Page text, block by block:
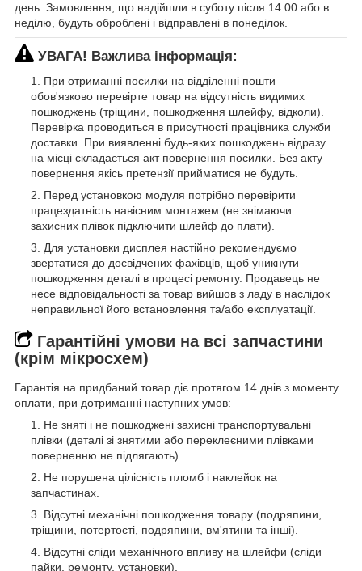
день. Замовлення, що надійшли в суботу після 14:00 або в
неділю, будуть оброблені і відправлені в понеділок.
УВАГА! Важлива інформація:
При отриманні посилки на відділенні пошти
обов'язково перевірте товар на відсутність видимих
пошкоджень (тріщини, пошкодження шлейфу, відколи).
Перевірка проводиться в присутності працівника служби
доставки. При виявленні будь-яких пошкоджень відразу
на місці складається акт повернення посилки. Без акту
повернення якісь претензії прийматися не будуть.
Перед установкою модуля потрібно перевірити
працездатність навісним монтажем (не знімаючи
захисних плівок підключити шлейф до плати).
Для установки дисплея настійно рекомендуємо
звертатися до досвідчених фахівців, щоб уникнути
пошкодження деталі в процесі ремонту. Продавець не
несе відповідальності за товар вийшов з ладу в наслідок
неправильної його встановлення та/або експлуатації.
Гарантійні умови на всі запчастини
(крім мікросхем)
Гарантія на придбаний товар діє протягом 14 днів з моменту
оплати, при дотриманні наступних умов:
Не зняті і не пошкоджені захисні транспортувальні
плівки (деталі зі знятими або переклеєними плівками
поверненню не підлягають).
Не порушена цілісність пломб і наклейок на
запчастинах.
Відсутні механічні пошкодження товару (подряпини,
тріщини, потертості, подряпини, вм'ятини та інші).
Відсутні сліди механічного впливу на шлейфи (сліди
пайки, ремонту, установки).